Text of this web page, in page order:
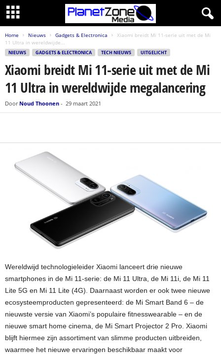
Home Nieuws Gadgets & Electronica
Xiaomi breidt Mi 11-serie uit met de Mi
11 Ultra in wereldwijde...
NIEUWS GADGETS & ELECTRONICA TECH NIEUWS UITGELICHT
Xiaomi breidt Mi 11-serie uit met de Mi
11 Ultra in wereldwijde megalancering
Door Noud Thoonen - 29 maart 2021
Wereldwijd technologieleider Xiaomi lanceert drie nieuwe
smartphones in de Mi 11-serie: de Mi 11 Ultra, de Mi 11i, de Mi 11
Lite 5G en Mi 11 Lite (4G). Daarnaast worden er ook twee nieuwe
ecosysteemproducten gepresenteerd: de Mi Smart Band 6 – de
nieuwste versie van Xiaomi’s populaire fitnesswearable – en de
nieuwe smart home cinema, de Mi Smart Projector 2 Pro. Xiaomi
blijft hiermee zijn assortiment van slimme producten uitbreiden,
waarmee het nieuwe ervaringen beschikbaar maakt voor